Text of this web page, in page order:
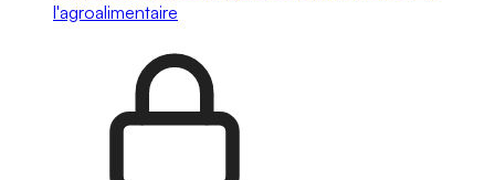
l'agroalimentaire